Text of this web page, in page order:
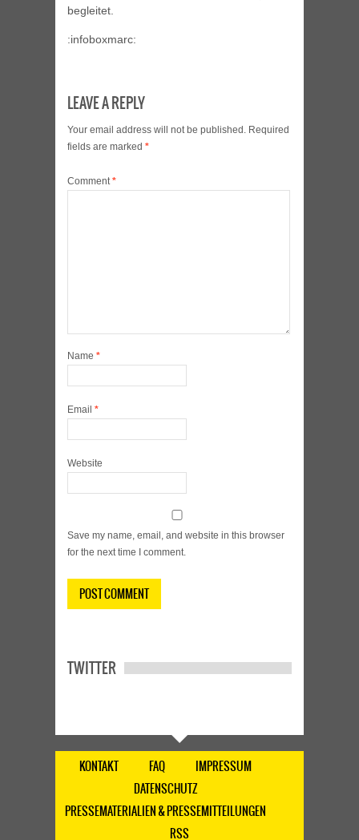
begleitet.
:infoboxmarc:
LEAVE A REPLY
Your email address will not be published. Required
fields are marked *
Comment*
Name *
Email *
Website
Save my name, email, and website in this browser
for the next time I comment.
TWITTER
KONTAKT FAQ
IMPRESSUM
DATENSCHUTZ
PRESSEMATERIALIEN & PRESSEMITTEILUNGEN
RSS